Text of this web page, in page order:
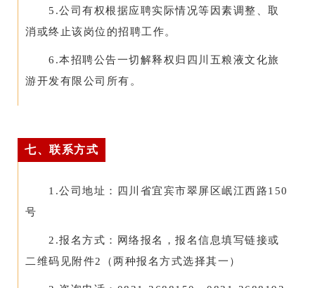
5.公司有权根据应聘实际情况等因素调整、取
消或终止该岗位的招聘工作。
6.本招聘公告一切解释权归四川五粮液文化旅
游开发有限公司所有。
七、联系方式
1.公司地址：四川省宜宾市翠屏区岷江西路150
号
2.报名方式：网络报名，报名信息填写链接或
二维码见附件2（两种报名方式选择其一）